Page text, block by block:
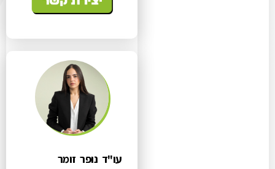
עו"ד נופר זומר